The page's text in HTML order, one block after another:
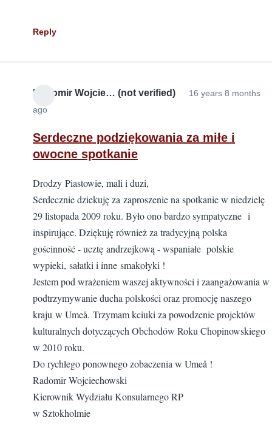
Reply
Radomir Wojcie… (not verified)
16 years 8 months
ago
Serdeczne podziękowania za miłe i
owocne spotkanie
Drodzy Piastowie, mali i duzi,
Serdecznie dziekuję za zaproszenie na spotkanie w niedzielę
29 listopada 2009 roku. Było ono bardzo sympatyczne i
inspirujące. Dziękuję również za tradycyjną polska
gościnność - ucztę andrzejkową - wspaniałe polskie
wypieki, sałatki i inne smakołyki !
Jestem pod wrażeniem waszej aktywności i zaangażowania w
podtrzymywanie ducha polskości oraz promocję naszego
kraju w Umeå. Trzymam kciuki za powodzenie projektów
kulturalnych dotyczących Obchodów Roku Chopinowskiego
w 2010 roku.
Do rychłego ponownego zobaczenia w Umeå !
Radomir Wojciechowski
Kierownik Wydziału Konsularnego RP
w Sztokholmie